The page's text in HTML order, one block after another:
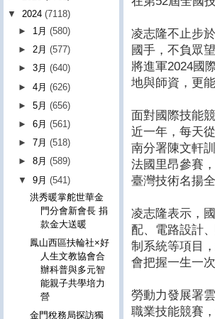
凌志隆不止步
國手，不負眾
將進軍2024國
地與師資，更
面對國際技能
近一年，每天
南分署陳文軒
法國里昂參賽
臺灣技術名揚
凌志隆表示，
配、電路設計
制系統等項目
會把握一生一
勞動力發展署
職業技能競賽
▼ 2024 (7118)
► 1月(580)
►2月(577)
►3月(640)
►4月(626)
►5月(656)
►6月(561)
►7月(518)
►8月(589)
▼9月(541)
洪秀暖掌舵世華金
門分會新會長 捐
款金大送暖
鳳山西區扶輪社×好
人生文教協會合
辦科普與多元智
能親子共學培力
營
金門稅務局探訪獨